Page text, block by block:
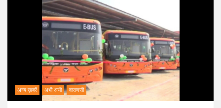
अन्य ख़बरें अभी अभी वाराणसी